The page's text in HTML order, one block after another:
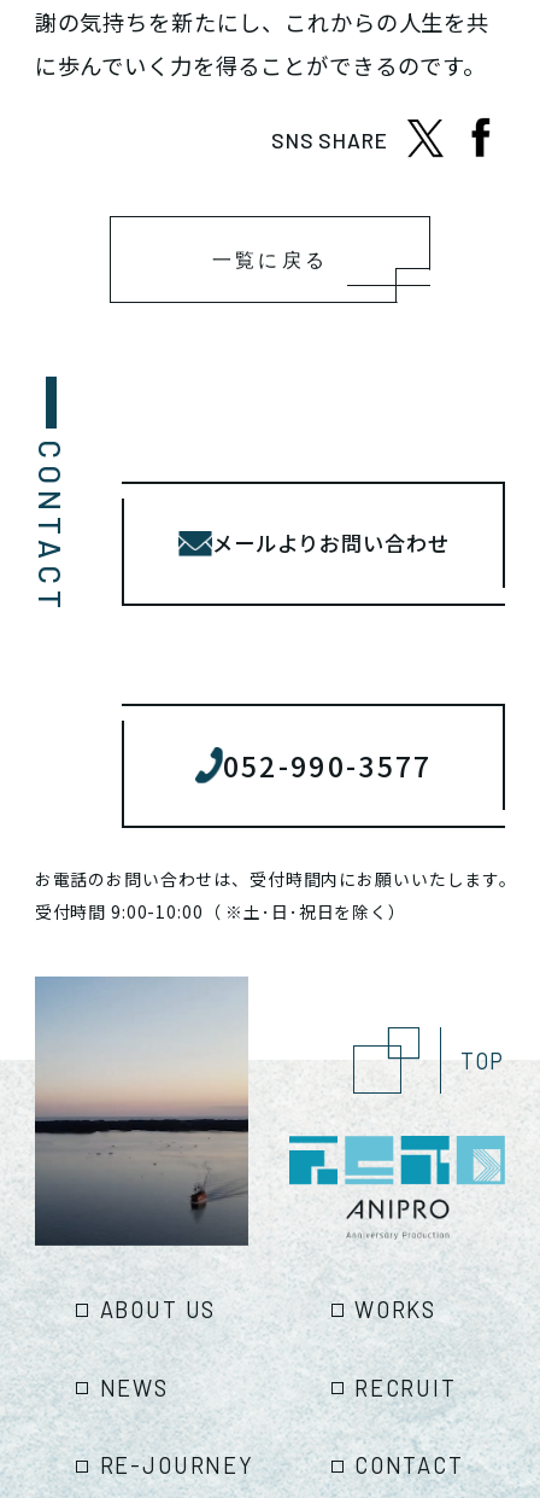
謝の気持ちを新たにし、これからの人生を共
に歩んでいく力を得ることができるのです。
SNS SHARE
一覧に戻る
CONTACT メールよりお問い合わせ
052-990-3577
お電話のお問い合わせは、受付時間内にお願いいたします。
受付時間 9:00-10:00（ ※土･日･祝日を除く）
TOP
ABOUT US
NEWS
RE-JOURNEY
WORKS
RECRUIT
CONTACT